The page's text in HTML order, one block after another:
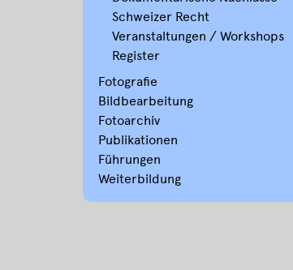
Schweizer Recht
Veranstaltungen / Workshops
Register
Fotografie
Bildbearbeitung
Fotoarchiv
Publikationen
Führungen
Weiterbildung